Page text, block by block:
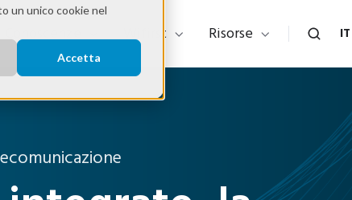
un unico cookie nel
Accetta
Wifirst Risorse IT